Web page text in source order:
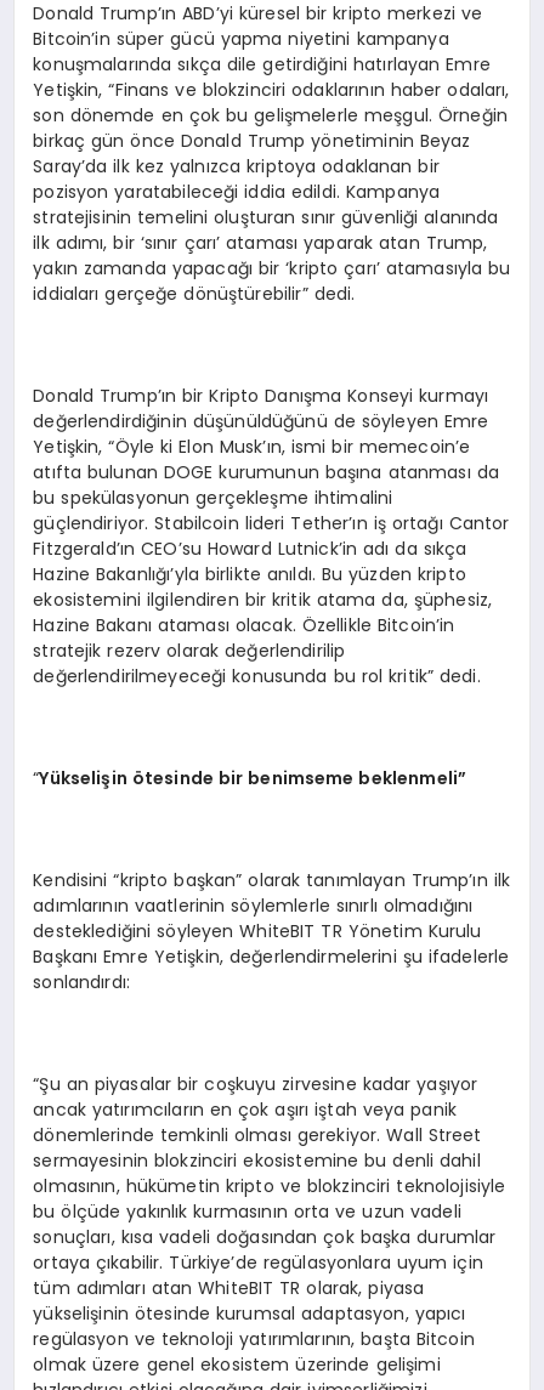
Donald Trump’ın ABD’yi küresel bir kripto merkezi ve
Bitcoin’in süper gücü yapma niyetini kampanya
konuşmalarında sıkça dile getirdiğini hatırlayan Emre
Yetişkin, “Finans ve blokzinciri odaklarının haber odaları,
son dönemde en çok bu gelişmelerle meşgul. Örneğin
birkaç gün önce Donald Trump yönetiminin Beyaz
Saray’da ilk kez yalnızca kriptoya odaklanan bir
pozisyon yaratabileceği iddia edildi. Kampanya
stratejisinin temelini oluşturan sınır güvenliği alanında
ilk adımı, bir ‘sınır çarı’ ataması yaparak atan Trump,
yakın zamanda yapacağı bir ‘kripto çarı’ atamasıyla bu
iddiaları gerçeğe dönüştürebilir” dedi.
Donald Trump’ın bir Kripto Danışma Konseyi kurmayı
değerlendirdiğinin düşünüldüğünü de söyleyen Emre
Yetişkin, “Öyle ki Elon Musk’ın, ismi bir memecoin’e
atıfta bulunan DOGE kurumunun başına atanması da
bu spekülasyonun gerçekleşme ihtimalini
güçlendiriyor. Stabilcoin lideri Tether’ın iş ortağı Cantor
Fitzgerald’ın CEO’su Howard Lutnick’in adı da sıkça
Hazine Bakanlığı’yla birlikte anıldı. Bu yüzden kripto
ekosistemini ilgilendiren bir kritik atama da, şüphesiz,
Hazine Bakanı ataması olacak. Özellikle Bitcoin’in
stratejik rezerv olarak değerlendirilip
değerlendirilmeyeceği konusunda bu rol kritik” dedi.
“Yükselişin ötesinde bir benimseme beklenmeli”
Kendisini “kripto başkan” olarak tanımlayan Trump’ın ilk
adımlarının vaatlerinin söylemlerle sınırlı olmadığını
desteklediğini söyleyen WhiteBIT TR Yönetim Kurulu
Başkanı Emre Yetişkin, değerlendirmelerini şu ifadelerle
sonlandırdı:
“Şu an piyasalar bir coşkuyu zirvesine kadar yaşıyor
ancak yatırımcıların en çok aşırı iştah veya panik
dönemlerinde temkinli olması gerekiyor. Wall Street
sermayesinin blokzinciri ekosistemine bu denli dahil
olmasının, hükümetin kripto ve blokzinciri teknolojisiyle
bu ölçüde yakınlık kurmasının orta ve uzun vadeli
sonuçları, kısa vadeli doğasından çok başka durumlar
ortaya çıkabilir. Türkiye’de regülasyonlara uyum için
tüm adımları atan WhiteBIT TR olarak, piyasa
yükselişinin ötesinde kurumsal adaptasyon, yapıcı
regülasyon ve teknoloji yatırımlarının, başta Bitcoin
olmak üzere genel ekosistem üzerinde gelişimi